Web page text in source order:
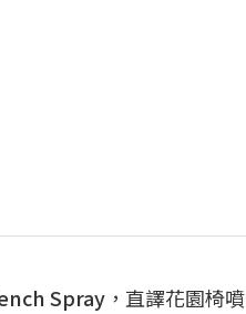
Spray ，直譯花園椅噴